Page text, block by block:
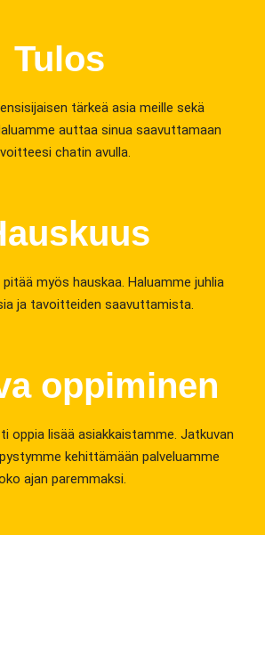
Tulos
tärkeä asia meille sekä
auttaa sinua saavuttamaan
chatin avulla.
myös hauskaa. Haluamme juhlia
ja tavoitteiden saavuttamista.
oppiminen
oppia lisää asiakkaistamme. Jatkuvan
kehittämään palveluamme
ajan paremmaksi.